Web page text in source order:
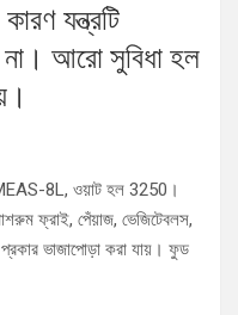
যন্ত্রটি
না। আরো সুবিধা হল
MEAS-8L, ওয়াট হল 3250।
ফ্রাই, পেঁয়াজ, ভেজিটেবলস,
প্রকার ভাজাপোড়া করা যায়। ফুড